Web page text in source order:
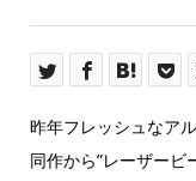
昨年フレッシュなア
同作から”レーザービ